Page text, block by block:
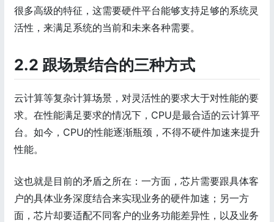
很多高级的特征，这需要硬件平台能够支持足够的系统灵
活性，来满足系统的当前和未来各种需要。
2.2 跟场景结合的三种方式
云计算等复杂计算场景，对灵活性的要求大于对性能的要
求。在性能满足要求的情况下，CPU是最合适的云计算平
台。如今，CPU的性能逐渐瓶颈，不得不硬件加速来提升
性能。
这也就是目前的矛盾之所在：一方面，芯片需要跟具体客
户的具体业务深度结合来实现业务的硬件加速；另一方
面，芯片却要适配不同客户的业务功能差异性，以及业务